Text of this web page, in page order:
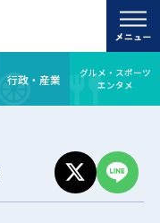
行政・産業
グルメ・スポーツ
エンタメ